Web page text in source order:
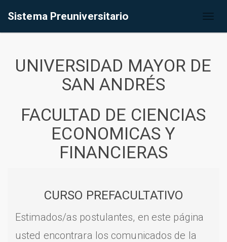
Sistema Preuniversitario
UNIVERSIDAD MAYOR DE
SAN ANDRÉS
FACULTAD DE CIENCIAS
ECONOMICAS Y
FINANCIERAS
CURSO PREFACULTATIVO
Estimados/as postulantes, en este página
usted encontrara los comunicados de la